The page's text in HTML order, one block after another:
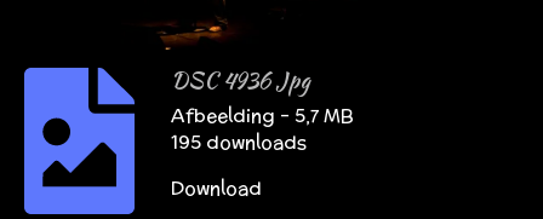
DSC 4936 Jpg
Afbeelding – 5,7 MB
195 downloads
Download